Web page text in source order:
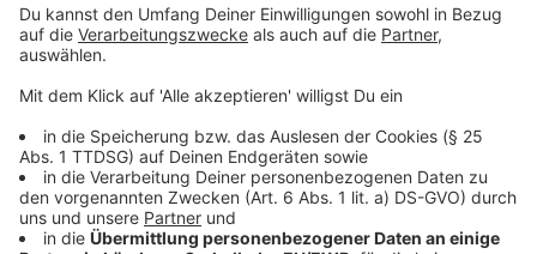
zurück in unseren Erwachsenen-Landtag. Und da
setzen wir uns dann damit auseinander."
Anzeige
Bewerben direkt bei den Abgeordneten
Anzeige